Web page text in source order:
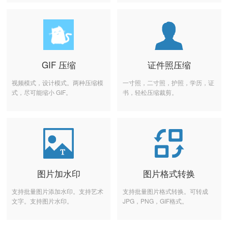
GIF 压缩
视频模式，设计模式。两种压缩模
式，尽可能缩小 GIF。
证件照压缩
一寸照，二寸照，护照，学历，证
书，轻松压缩裁剪。
图片加水印
支持批量图片添加水印。支持艺术
文字。支持图片水印。
图片格式转换
支持批量图片格式转换。可转成
JPG，PNG，GIF格式。